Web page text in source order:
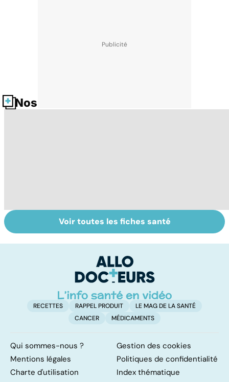
Nos fiches santé
Tout savoir sur
les infections
Inflammation des
amygdales : que
d'angine ?
Voir toutes les fiches santé
RECETTES RAPPEL PRODUIT
LE MAG DE LA SANTÉ
CANCER
MÉDICAMENTS
Qui sommes-nous ?
Gestion des cookies
Mentions légales
Politiques de confidentialité
Charte d'utilisation
Index thématique